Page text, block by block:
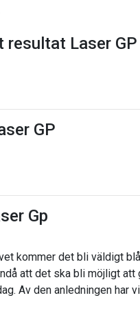
resultat Laser GP
GP
Gp
kommer det bli väldigt
att det ska bli möjligt
Av den anledningen har